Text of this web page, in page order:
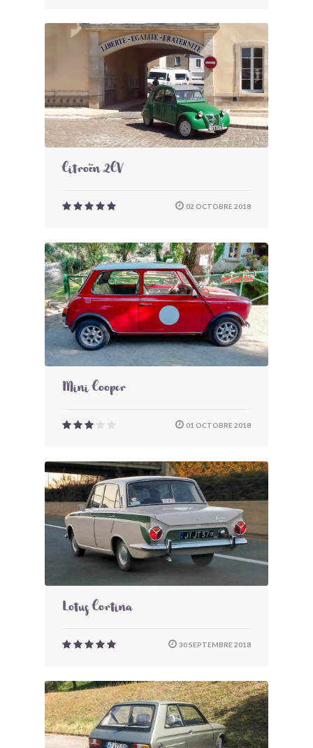
Citroën 2CV
02 OCTOBRE 2018
Mini Cooper
01 OCTOBRE 2018
Lotus Cortina
30 SEPTEMBRE 2018